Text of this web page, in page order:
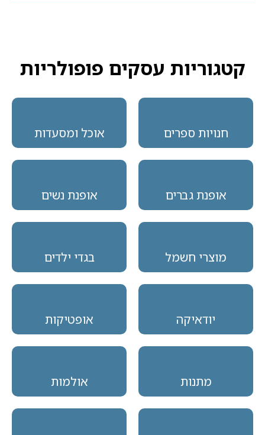
קטגוריות עסקים פופולריות
חנויות ספרים אוכל ומסעדות
אופנת גברים אופנת נשים
מוצרי חשמל בגדי ילדים
יודאיקה אופטיקות
מתנות אולמות